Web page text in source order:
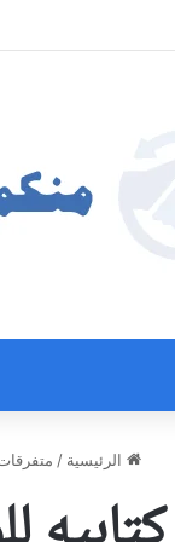
الرئيسية /